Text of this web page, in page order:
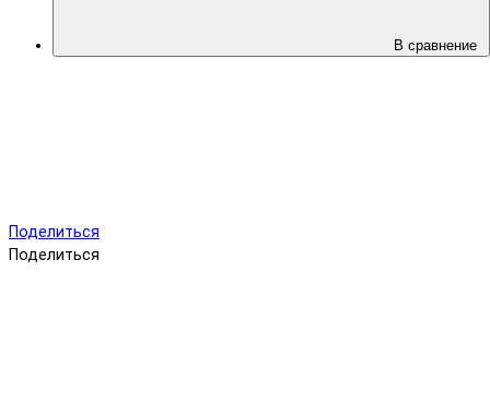
В сравнение
Поделиться
Поделиться